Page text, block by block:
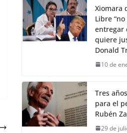
Xiomara
Libre
entregar
quiere
Donald
10 de
Tres
para el
Rubén
29 de